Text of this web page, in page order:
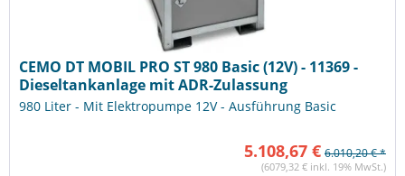
CEMO DT MOBIL PRO ST 980 Basic (12V) - 11369 -
Dieseltankanlage mit ADR-Zulassung
980 Liter - Mit Elektropumpe 12V - Ausführung Basic
5.108,67 € 6.010,20 € *
(6079,32 € inkl. 19% MwSt.)